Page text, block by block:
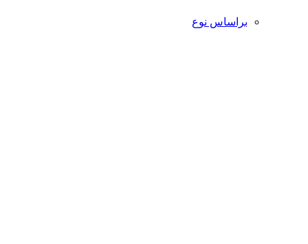
براساس نوع